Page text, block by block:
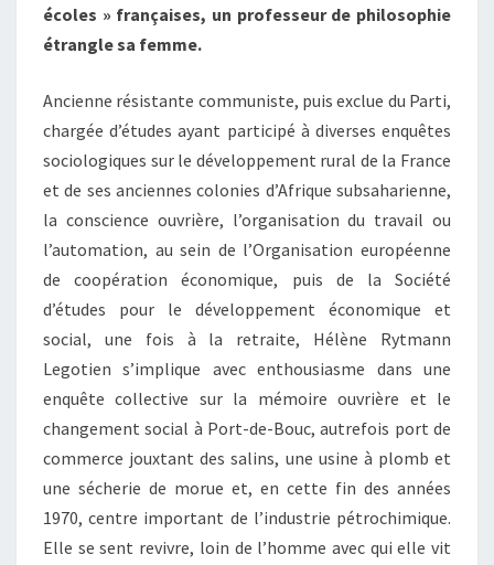
SUPÉRIEUR
écoles » françaises, un professeur de philosophie
étrangle sa femme.
Ancienne résistante communiste, puis exclue du Parti,
chargée d’études ayant participé à diverses enquêtes
sociologiques sur le développement rural de la France
et de ses anciennes colonies d’Afrique subsaharienne,
la conscience ouvrière, l’organisation du travail ou
l’automation, au sein de l’Organisation européenne
de coopération économique, puis de la Société
d’études pour le développement économique et
social, une fois à la retraite, Hélène Rytmann
Legotien s’implique avec enthousiasme dans une
enquête collective sur la mémoire ouvrière et le
changement social à Port-de-Bouc, autrefois port de
commerce jouxtant des salins, une usine à plomb et
une sécherie de morue et, en cette fin des années
1970, centre important de l’industrie pétrochimique.
Elle se sent revivre, loin de l’homme avec qui elle vit